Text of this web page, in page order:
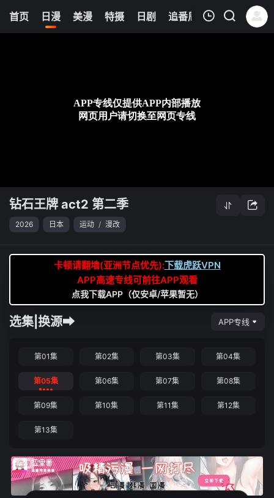
首页 日漫 美漫 特摄 日剧 追番周表 今日更新
6
清空
钻石王牌 act2 第二季
2026 日本 运动 / 漫改
卡顿请翻墙(亚洲节点优先):下载虎跃VPN
APP高速专线可前往APP观看
点我下载APP（仅安卓/苹果暂无）
选集|换源➡ APP专线
第01集 第02集 第03集 第04集
第05集 第06集 第07集 第08集
第09集 第10集 第11集 第12集
第13集